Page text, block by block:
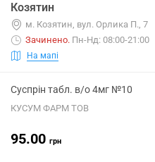
Козятин
м. Козятин, вул. Орлика П., 7
Зачинено. Пн-Нд: 08:00-21:00
На мапі
Суспрін табл. в/о 4мг №10
КУСУМ ФАРМ ТОВ
95.00 грн